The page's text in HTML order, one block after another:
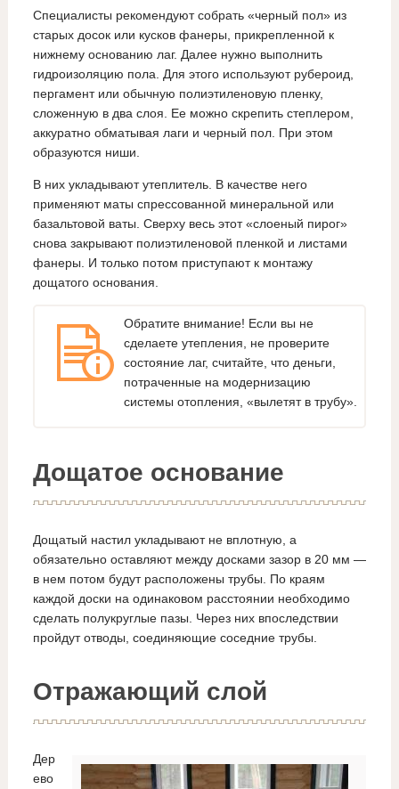
Специалисты рекомендуют собрать «черный пол» из
старых досок или кусков фанеры, прикрепленной к
нижнему основанию лаг. Далее нужно выполнить
гидроизоляцию пола. Для этого используют рубероид,
пергамент или обычную полиэтиленовую пленку,
сложенную в два слоя. Ее можно скрепить степлером,
аккуратно обматывая лаги и черный пол. При этом
образуются ниши.
В них укладывают утеплитель. В качестве него
применяют маты спрессованной минеральной или
базальтовой ваты. Сверху весь этот «слоеный пирог»
снова закрывают полиэтиленовой пленкой и листами
фанеры. И только потом приступают к монтажу
дощатого основания.
Обратите внимание! Если вы не
сделаете утепления, не проверите
состояние лаг, считайте, что деньги,
потраченные на модернизацию
системы отопления, «вылетят в трубу».
Дощатое основание
Дощатый настил укладывают не вплотную, а
обязательно оставляют между досками зазор в 20 мм —
в нем потом будут расположены трубы. По краям
каждой доски на одинаковом расстоянии необходимо
сделать полукруглые пазы. Через них впоследствии
пройдут отводы, соединяющие соседние трубы.
Отражающий слой
Дер
ево